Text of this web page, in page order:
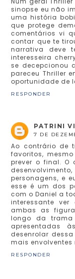
sinopse eu não
uma história
que protege
comentários vi
contar que te
narrativa deve
interesseira
se decepcionou
pareceu Thriller
oportunidade de
RESPONDER
PATRINI
7 DE
Ao contrário de
favoritos,
prever o final. O
personagens, e
esse é um dos
com o Daniel a
interessante
ambas as
longo da
apresentadas
desenrolar
mais envolventes
RESPONDER